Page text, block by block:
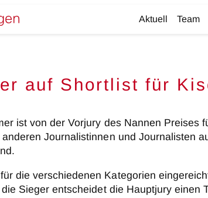
Aktuell Team
auf Shortlist für
ist von der Vorjury des Nannen Preises
Journalistinnen und Journalisten
die verschiedenen Kategorien
Sieger entscheidet die Hauptjury